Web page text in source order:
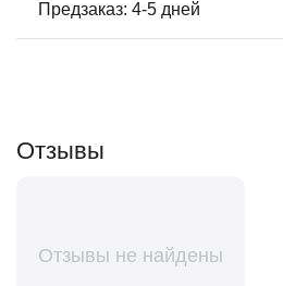
Предзаказ: 4-5 дней
Отзывы
Отзывы не найдены